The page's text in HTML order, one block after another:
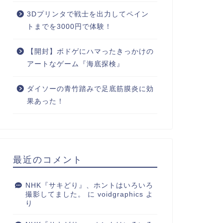
3Dプリンタで戦士を出力してペイン
トまでを3000円で体験！
【開封】ボドゲにハマったきっかけの
アートなゲーム『海底探検』
ダイソーの青竹踏みで足底筋膜炎に効
果あった！
最近のコメント
NHK『サキどり』、ホントはいろいろ
撮影してました。
に voidgraphics よ
り